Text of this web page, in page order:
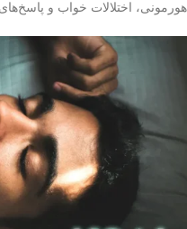
هورمونی، اختلالات خواب و